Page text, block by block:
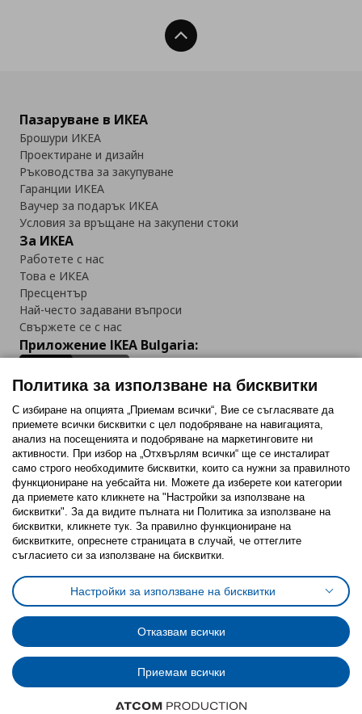
Нагоре
Пазаруване в ИКЕА
Брошури ИКЕА
Проектиране и дизайн
Ръководства за закупуване
Гаранции ИКЕА
Ваучер за подарък ИКЕА
Условия за връщане на закупени стоки
За ИКЕА
Работете с нас
Това е ИКЕА
Пресцентър
Най-често задавани въпроси
Свържете се с нас
Приложение IKEA Bulgaria:
Последвайте ни:
FacebookTwitterYoutubePinterestInstagram
Политика за използване на бисквитки (Cookies)
Избор на настройки за използване на бисквитки
Условия за ползване на ikea.bgОбща политика за личните данни
Политика за защита на личните данни на ikea.bg
Общи условия на програма IKEA Family
Политика за защита на лични данни на програма IKEA Family
© Inter-IKEA Systems B.V. 1999 - 2025
Политика за използване на бисквитки
С избиране на опцията „Приемам всички“, Вие се съгласявате да
приемете всички бисквитки с цел подобряване на навигацията,
анализ на посещенията и подобряване на маркетинговите ни
активности. При избор на „Отхвърлям всички“ ще се инсталират
само строго необходимитe бисквитки, които са нужни за правилното
функциониране на уебсайта ни. Можете да изберете кои категории
да приемете като кликнете на "Настройки за използване на
бисквитки". За да видите пълната ни Политика за използване на
бисквитки, кликнете тук. За правилно функциониране на
бисквитките, опреснете страницата в случай, че оттеглите
съгласието си за използване на бисквитки.
Настройки за използване на бисквитки
Отказвам всички
Приемам всички